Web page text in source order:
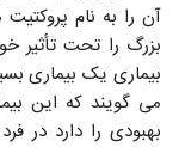
آن را به نام
بزرگ را تحت تأثیر
بیماری یک بیماری
می گویند که این
بهبودی را دارد در